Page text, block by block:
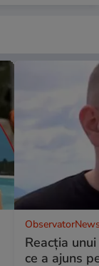
Reacția
ce a ajuns